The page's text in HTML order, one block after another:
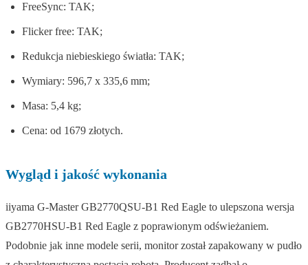
FreeSync: TAK;
Flicker free: TAK;
Redukcja niebieskiego światła: TAK;
Wymiary: 596,7 x 335,6 mm;
Masa: 5,4 kg;
Cena: od 1679 złotych.
Wygląd i jakość wykonania
iiyama G-Master GB2770QSU-B1 Red Eagle to ulepszona wersja
GB2770HSU-B1 Red Eagle z poprawionym odświeżaniem.
Podobnie jak inne modele serii, monitor został zapakowany w pudło